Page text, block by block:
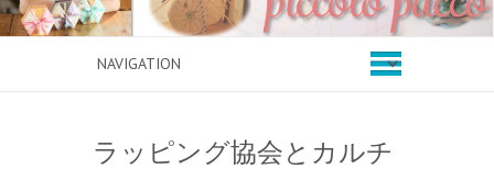
ラッピング協会とカルチ